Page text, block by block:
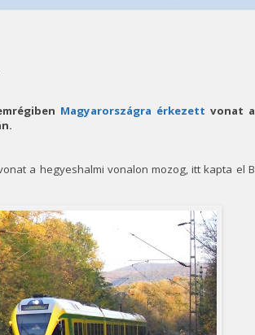
Magyarországra érkezett vonat
a hegyeshalmi vonalon mozog, itt kapta el